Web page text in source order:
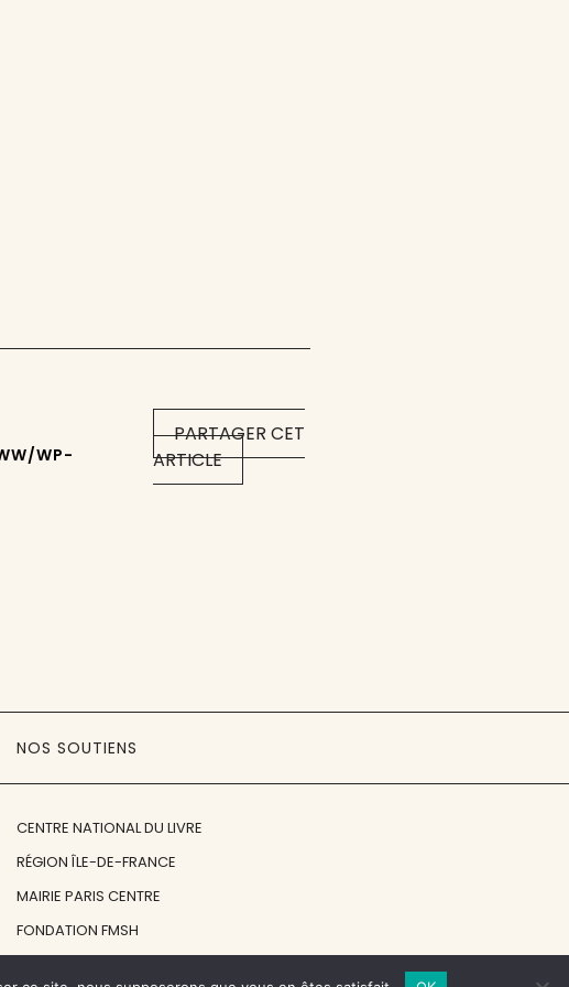
PARTAGER CET
ARTICLE
WP-
NOS SOUTIENS
CENTRE NATIONAL DU LIVRE
RÉGION ÎLE-DE-FRANCE
MAIRIE PARIS CENTRE
FONDATION FMSH